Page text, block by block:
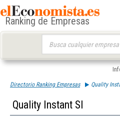
Ranking de Empresas
Directorio Ranking Empresas Quality
Quality Instant Sl